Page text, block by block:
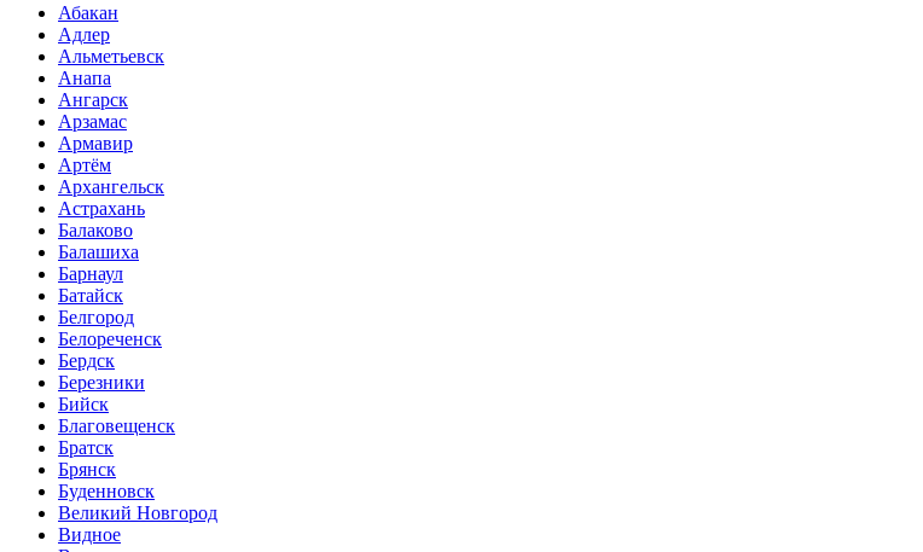
Абакан
Адлер
Альметьевск
Анапа
Ангарск
Арзамас
Армавир
Артём
Архангельск
Астрахань
Балаково
Балашиха
Барнаул
Батайск
Белгород
Белореченск
Бердск
Березники
Бийск
Благовещенск
Братск
Брянск
Буденновск
Великий Новгород
Видное